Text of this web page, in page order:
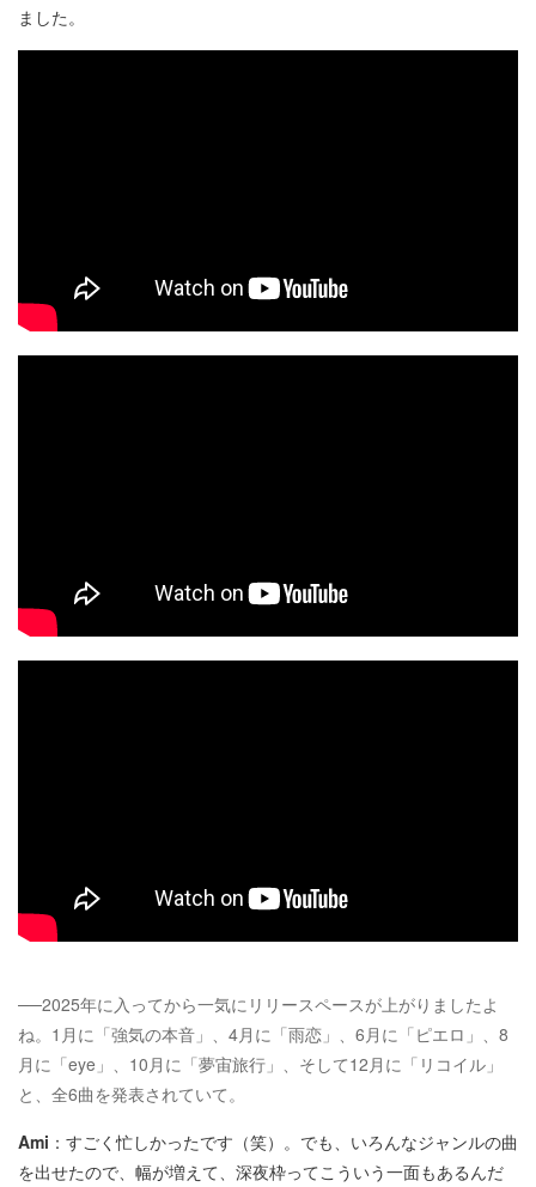
ました。
──2025年に入ってから一気にリリースペースが上がりましたよ
ね。1月に「強気の本音」、4月に「雨恋」、6月に「ピエロ」、8
月に「eye」、10月に「夢宙旅行」、そして12月に「リコイル」
と、全6曲を発表されていて。
Ami ：すごく忙しかったです（笑）。でも、いろんなジャンルの曲
を出せたので、幅が増えて、深夜枠ってこういう一面もあるんだ